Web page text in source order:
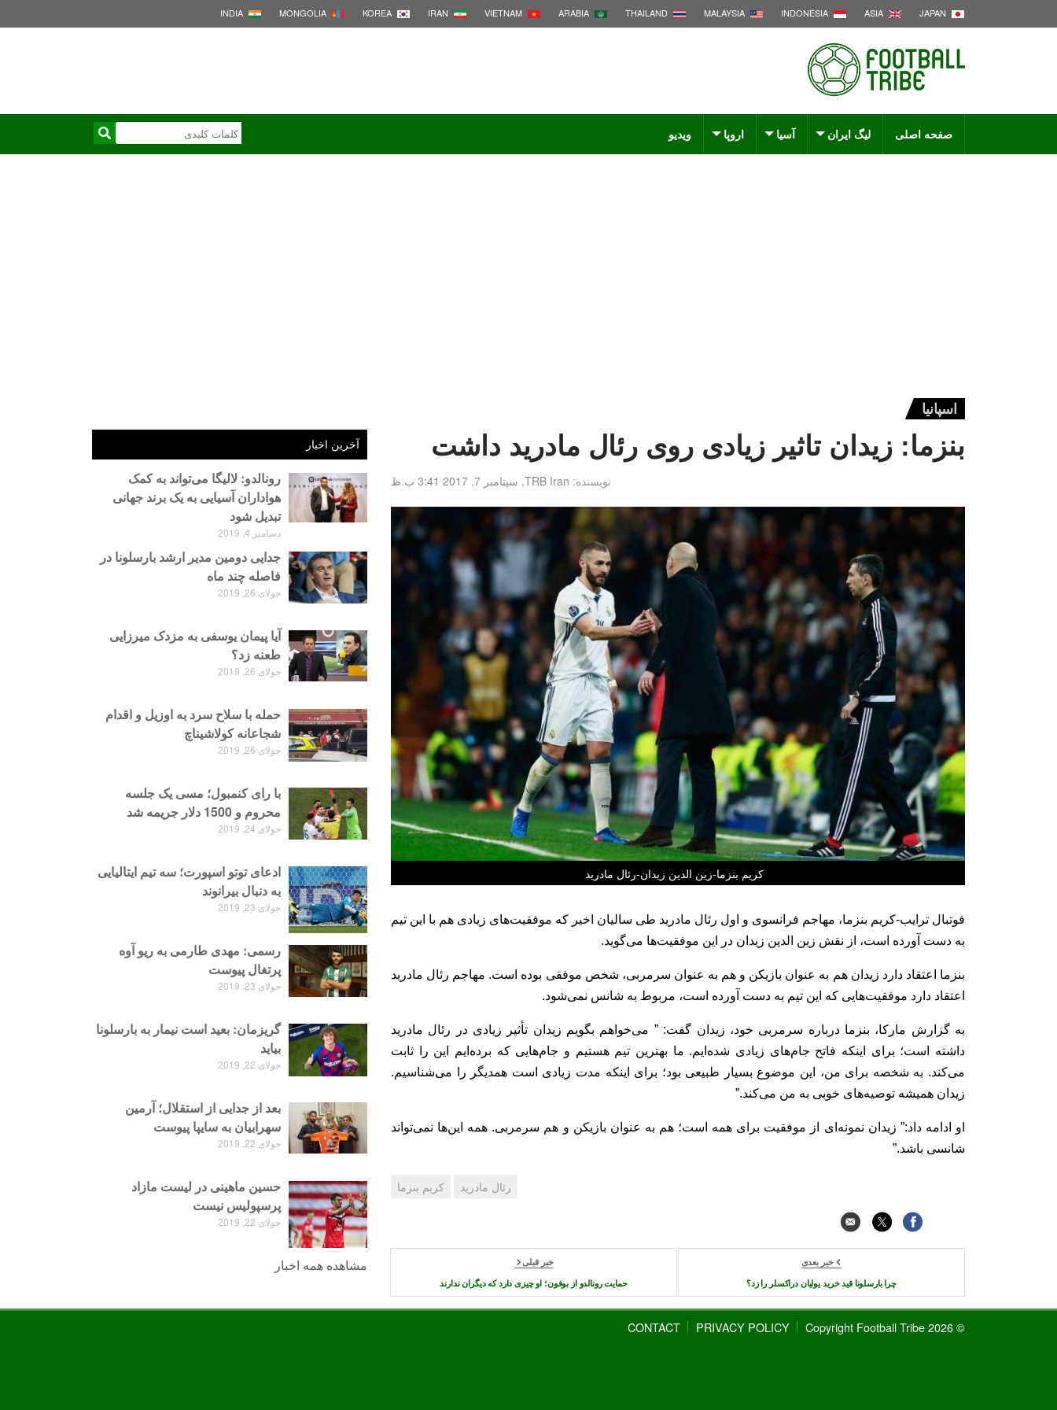
JAPAN
ASIA
INDONESIA
MALAYSIA
THAILAND
ARABIA
VIETNAM
IRAN
KOREA
MONGOLIA
INDIA
صفحه اصلی لیگ ایران آسیا اروپا ویدیو
اسپانیا
بنزما: زیدان تاثیر زیادی روی رئال مادرید داشت
نویسنده: TRB Iran
, سپتامبر 7, 2017 3:41 ب.ظ
کریم بنزما-زین الدین زیدان-رئال مادرید
فوتبال ترایب-کریم بنزما، مهاجم فرانسوی و اول رئال مادرید طی سالیان اخیر که موفقیت‌های زیادی هم با این تیم
به دست آورده است، از نقش زین الدین زیدان در این موفقیت‌ها می‌گوید.
بنزما اعتقاد دارد زیدان هم به عنوان بازیکن و هم به عنوان سرمربی، شخص موفقی بوده است. مهاجم رئال مادرید
اعتقاد دارد موفقیت‌هایی که این تیم به دست آورده است، مربوط به شانس نمی‌شود.
به گزارش مارکا، بنزما درباره سرمربی خود، زیدان گفت: ” می‌خواهم بگویم زیدان تأثیر زیادی در رئال مادرید
داشته است؛ برای اینکه فاتح جام‌های زیادی شده‌ایم. ما بهترین تیم هستیم و جام‌هایی که برده‌ایم این را ثابت
می‌کند. به شخصه برای من، این موضوع بسیار طبیعی بود؛ برای اینکه مدت زیادی است همدیگر را می‌شناسیم.
زیدان همیشه توصیه‌های خوبی به من می‌کند.”
او ادامه داد:” زیدان نمونه‌ای از موفقیت برای همه است؛ هم به عنوان بازیکن و هم سرمربی. همه این‌ها نمی‌تواند
شانسی باشد.”
رئال مادرید کریم بنزما
خبر بعدی
چرا بارسلونا قید خرید یولیان دراکسلر را زد؟
خبر قبلی
حمایت رونالدو از بوفون؛ او چیزی دارد كه دیگران ندارند
آخرین اخبار
رونالدو: لالیگا می‌تواند به کمک
هواداران آسیایی به یک برند جهانی
تبدیل شود
دسامبر 4, 2019
جدایی دومین مدیر ارشد بارسلونا در
فاصله چند ماه
جولای 26, 2019
آیا پیمان یوسفی به مزدک میرزایی
طعنه زد؟
جولای 26, 2019
حمله با سلاح سرد به اوزیل و اقدام
شجاعانه کولاشیناچ
جولای 26, 2019
با رای کنمبول؛ مسی یک جلسه
محروم و 1500 دلار جریمه شد
جولای 24, 2019
ادعای توتو اسپورت؛ سه تیم ایتالیایی
به دنبال بیرانوند
جولای 23, 2019
رسمی: مهدی طارمی به ریو آوه
پرتغال پیوست
جولای 23, 2019
گریزمان: بعید است نیمار به بارسلونا
بیاید
جولای 22, 2019
بعد از جدایی از استقلال؛ آرمین
سهرابیان به سایپا پیوست
جولای 22, 2019
حسین ماهینی در لیست مازاد
پرسپولیس نیست
جولای 22, 2019
مشاهده همه اخبار
© 2026 Copyright Football Tribe
CONTACT PRIVACY POLICY